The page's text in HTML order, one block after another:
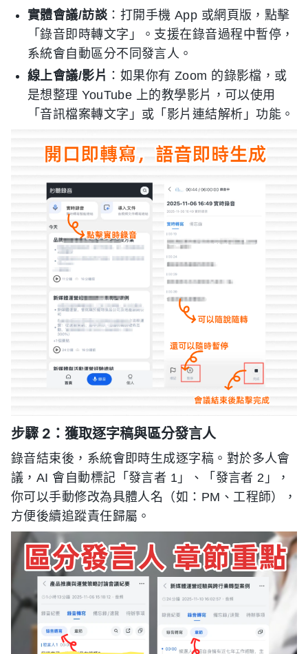
實體會議/訪談：打開手機 App 或網頁版，點擊
「錄音即時轉文字」。支援在錄音過程中暫停，
系統會自動區分不同發言人。
線上會議/影片 ：如果你有 Zoom 的錄影檔，或
是想整理 YouTube 上的教學影片，可以使用
「音訊檔案轉文字」或「影片連結解析」功能。
步驟 2：獲取逐字稿與區分發言人
錄音結束後，系統會即時生成逐字稿。對於多人會
議，AI 會自動標記「發言者 1」、「發言者 2」，
你可以手動修改為具體人名（如：PM、工程師），
方便後續追蹤責任歸屬。